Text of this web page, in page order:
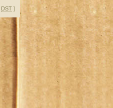
DST ]